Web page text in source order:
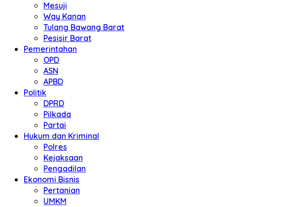
Mesuji
Way Kanan
Tulang Bawang Barat
Pesisir Barat
Pemerintahan
OPD
ASN
APBD
Politik
DPRD
Pilkada
Partai
Hukum dan Kriminal
Polres
Kejaksaan
Pengadilan
Ekonomi Bisnis
Pertanian
UMKM